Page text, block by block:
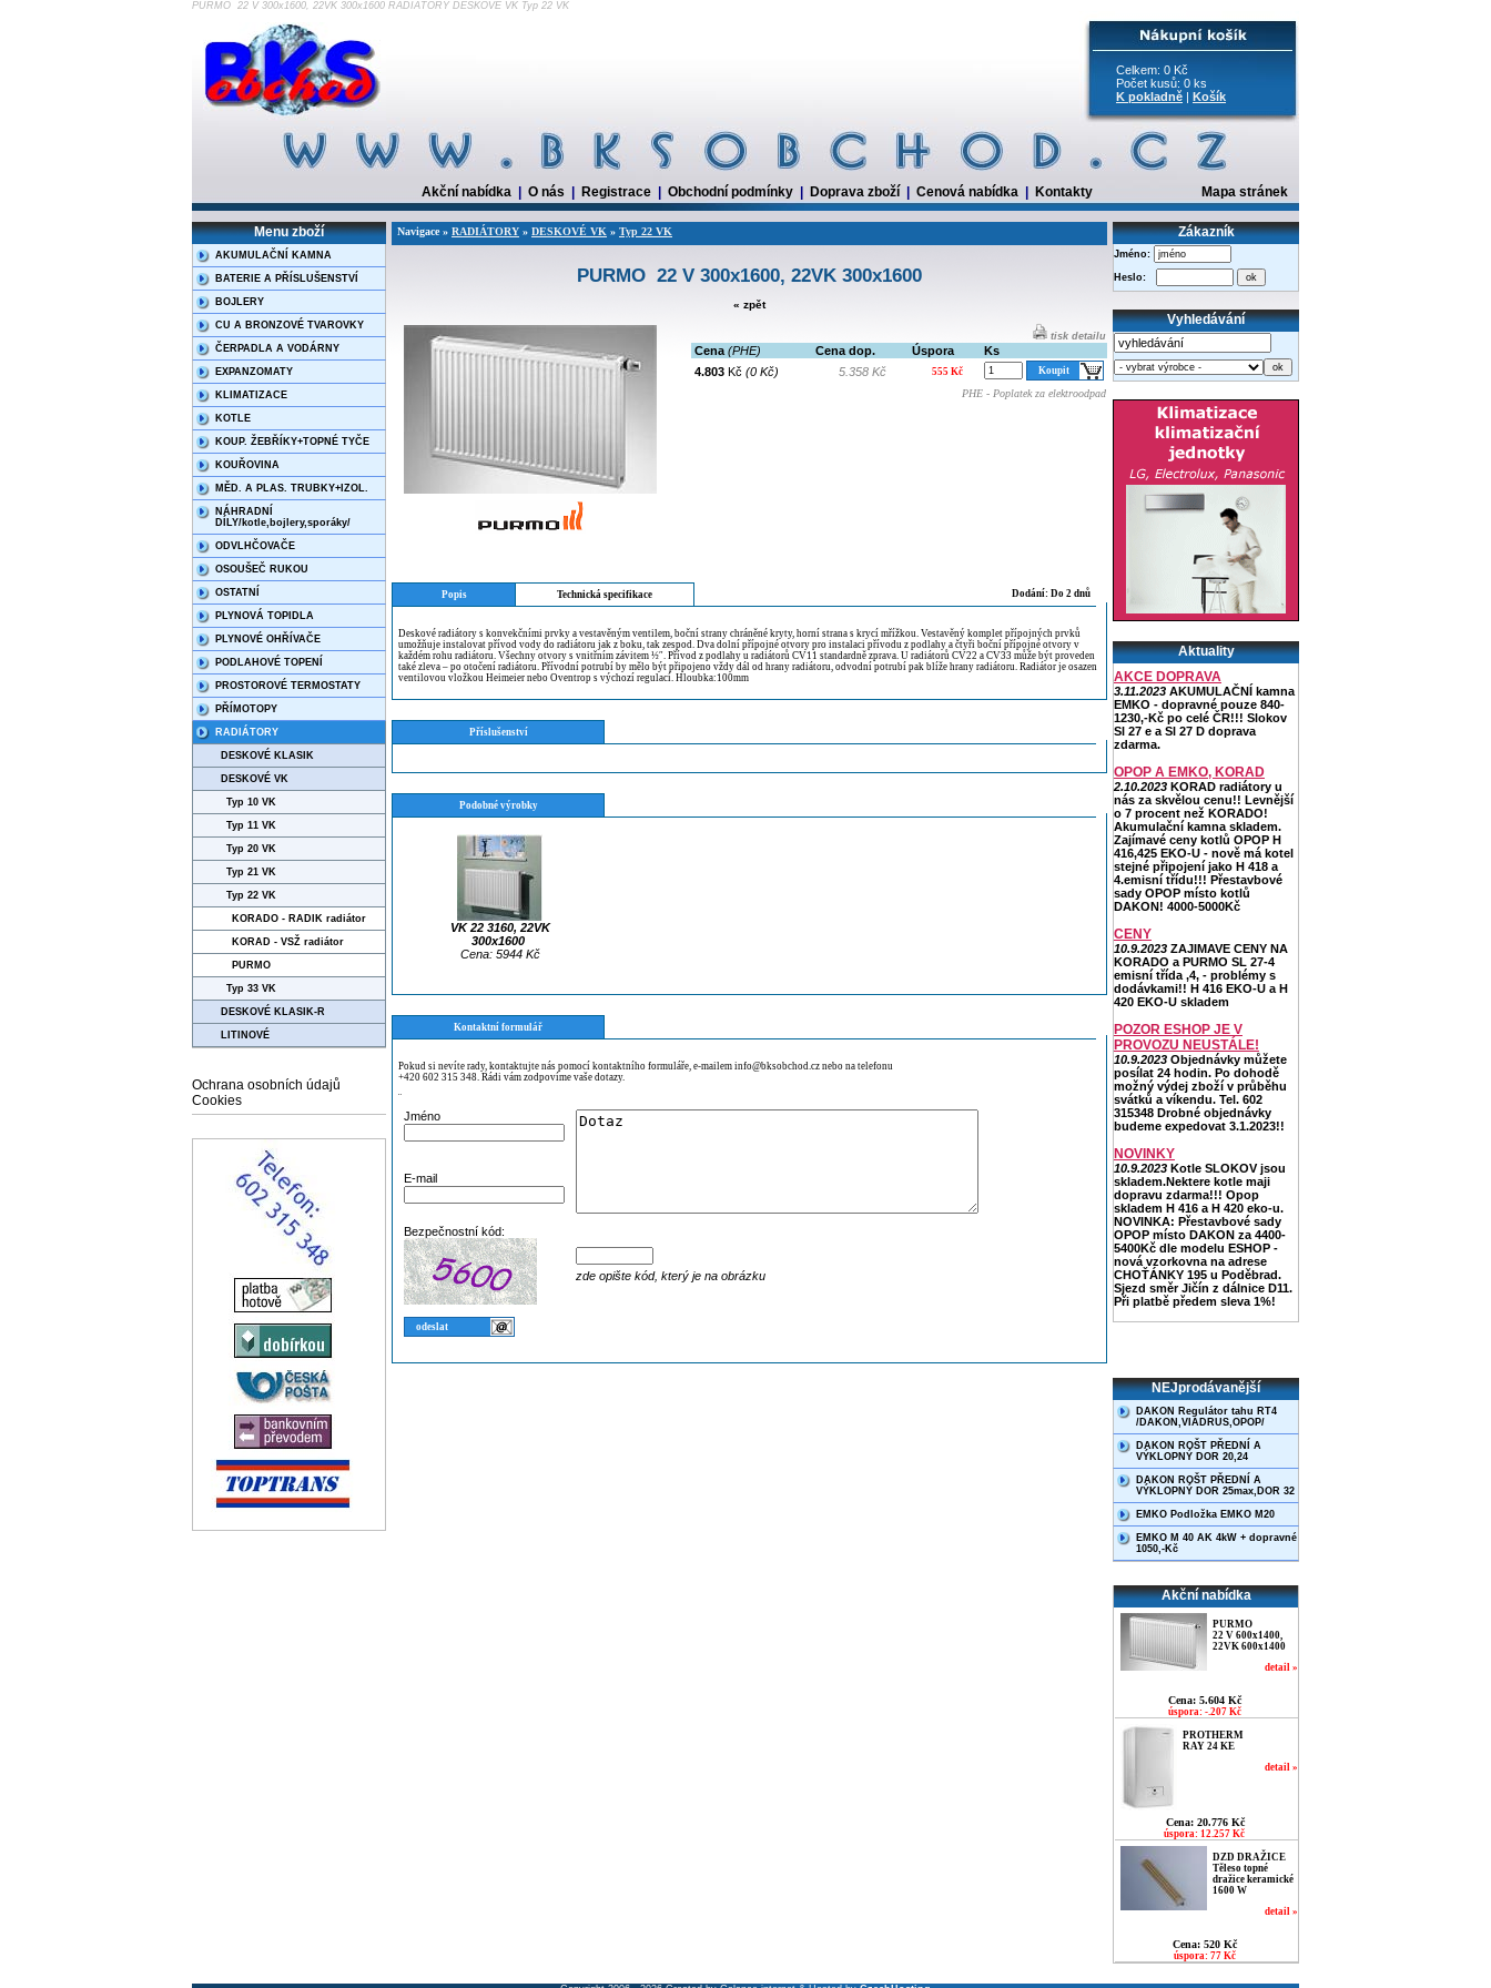
PURMO 22 V 300x1600, 22VK 300x1600 RADIÁTORY DESKOVÉ VK Typ 22 VK
Celkem: 0 Kč
Počet kusů: 0 ks
K pokladně | Košík
Akční nabídka O nás Registrace Obchodní podmínky Doprava zboží Cenová nabídka Kontakty Mapa stránek
Menu zboží
AKUMULAČNÍ KAMNA
BATERIE A PŘÍSLUŠENSTVÍ
BOJLERY
CU A BRONZOVÉ TVAROVKY
ČERPADLA A VODÁRNY
EXPANZOMATY
KLIMATIZACE
KOTLE
KOUP. ŽEBŘÍKY+TOPNÉ TYČE
KOUŘOVINA
MĚD. A PLAS. TRUBKY+IZOL.
NÁHRADNÍ
DÍLY/kotle,bojlery,sporáky/
ODVLHČOVAČE
OSOUŠEČ RUKOU
OSTATNÍ
PLYNOVÁ TOPIDLA
PLYNOVÉ OHŘÍVAČE
PODLAHOVÉ TOPENÍ
PROSTOROVÉ TERMOSTATY
PŘÍMOTOPY
RADIÁTORY
DESKOVÉ KLASIK
DESKOVÉ VK
Typ 10 VK
Typ 11 VK
Typ 20 VK
Typ 21 VK
Typ 22 VK
KORADO - RADIK radiátor
KORAD - VSŽ radiátor
PURMO
Typ 33 VK
DESKOVÉ KLASIK-R
LITINOVÉ
Ochrana osobních údajů
Cookies
Navigace » RADIÁTORY » DESKOVÉ VK » Typ 22 VK
PURMO 22 V 300x1600, 22VK 300x1600
« zpět
tisk detailu
Cena (PHE) Cena dop. Úspora
Ks
4.803 Kč (0 Kč) 5.358 Kč 555 Kč
PHE - Poplatek za elektroodpad
Popis Technická specifikace Dodání: Do 2 dnů
Deskové radiátory s konvekčními prvky a vestavěným ventilem, boční strany chráněné kryty, horní strana s krycí mřížkou. Vestavěný komplet přípojných prvků
umožňuje instalovat přívod vody do radiátoru jak z boku, tak zespod. Dva dolní přípojné otvory pro instalaci přívodu z podlahy a čtyři boční přípojné otvory v
každém rohu radiátoru. Všechny otvory s vnitřním závitem ½″. Přívod z podlahy u radiátorů CV11 standardně zprava. U radiátorů CV22 a CV33 může být proveden
také zleva – po otočení radiátoru. Přívodní potrubí by mělo být připojeno vždy dál od hrany radiátoru, odvodní potrubí pak blíže hrany radiátoru. Radiátor je osazen
ventilovou vložkou Heimeier nebo Oventrop s výchozí regulací. Hloubka:100mm
Příslušenství
Podobné výrobky
VK 22 3160, 22VK
300x1600
Cena: 5944 Kč
Kontaktní formulář
Pokud si nevíte rady, kontaktujte nás pomocí kontaktního formuláře, e-mailem info@bksobchod.cz nebo na telefonu
+420 602 315 348. Rádi vám zodpovíme vaše dotazy.
¨
Jméno
E-mail
Bezpečnostní kód:
zde opište kód, který je na obrázku
Zákazník
Jméno:
Heslo:
Vyhledávání
Aktuality
AKCE DOPRAVA
3.11.2023 AKUMULAČNÍ kamna
EMKO - dopravné pouze 840-
1230,-Kč po celé ČR!!! Slokov
Sl 27 e a Sl 27 D doprava
zdarma.
OPOP A EMKO, KORAD
2.10.2023 KORAD radiátory u
nás za skvělou cenu!! Levnější
o 7 procent než KORADO!
Akumulační kamna skladem.
Zajímavé ceny kotlů OPOP H
416,425 EKO-U - nově má kotel
stejné připojení jako H 418 a
4.emisní třídu!!! Přestavbové
sady OPOP místo kotlů
DAKON! 4000-5000Kč
CENY
10.9.2023 ZAJIMAVE CENY NA
KORADO a PURMO SL 27-4
emisní třída ,4, - problémy s
dodávkami!! H 416 EKO-U a H
420 EKO-U skladem
POZOR ESHOP JE V
PROVOZU NEUSTÁLE!
10.9.2023 Objednávky můžete
posílat 24 hodin. Po dohodě
možný výdej zboží v průběhu
svátků a víkendu. Tel. 602
315348 Drobné objednávky
budeme expedovat 3.1.2023!!
NOVINKY
10.9.2023 Kotle SLOKOV jsou
skladem.Nektere kotle maji
dopravu zdarma!!! Opop
skladem H 416 a H 420 eko-u.
NOVINKA: Přestavbové sady
OPOP místo DAKON za 4400-
5400Kč dle modelu ESHOP -
nová vzorkovna na adrese
CHOŤÁNKY 195 u Poděbrad.
Sjezd směr Jičín z dálnice D11.
Při platbě předem sleva 1%!
NEJprodávanější
DAKON Regulátor tahu RT4
/DAKON,VIADRUS,OPOP/
DAKON ROŠT PŘEDNÍ A
VÝKLOPNÝ DOR 20,24
DAKON ROŠT PŘEDNÍ A
VÝKLOPNÝ DOR 25max,DOR 32
EMKO Podložka EMKO M20
EMKO M 40 AK 4kW + dopravné
1050,-Kč
Akční nabídka
PURMO
22 V 600x1400,
22VK 600x1400
detail »
Cena: 5.604 Kč
úspora: -.207 Kč
PROTHERM
RAY 24 KE
detail »
Cena: 20.776 Kč
úspora: 12.257 Kč
DZD DRAŽICE
Těleso topné
dražice keramické
1600 W
detail »
Cena: 520 Kč
úspora: 77 Kč